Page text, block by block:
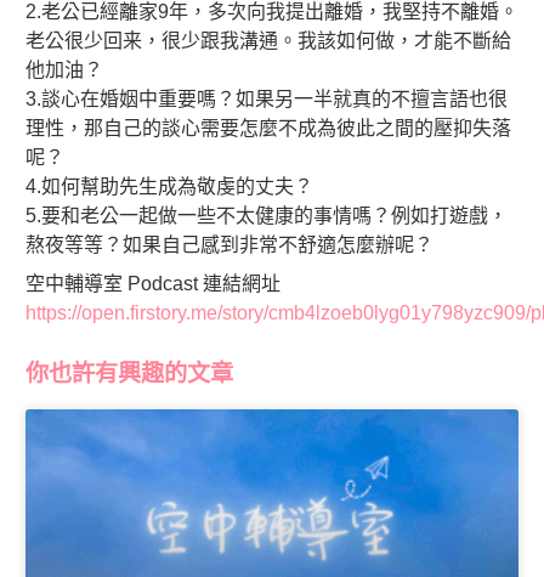
2.老公已經離家9年，多次向我提出離婚，我堅持不離婚。
老公很少回来，很少跟我溝通。我該如何做，才能不斷給
他加油？
3.談心在婚姻中重要嗎？如果另一半就真的不擅言語也很
理性，那自己的談心需要怎麼不成為彼此之間的壓抑失落
呢？
4.如何幫助先生成為敬虔的丈夫？
5.要和老公一起做一些不太健康的事情嗎？例如打遊戲，
熬夜等等？如果自己感到非常不舒適怎麼辦呢？
空中輔導室 Podcast 連結網址
https://open.firstory.me/story/cmb4lzoeb0lyg01y798yzc909/
你也許有興趣的文章